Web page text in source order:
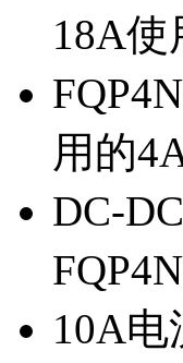
18A使
用的
DC-
10A电